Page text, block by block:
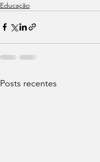
Educação
Posts recentes